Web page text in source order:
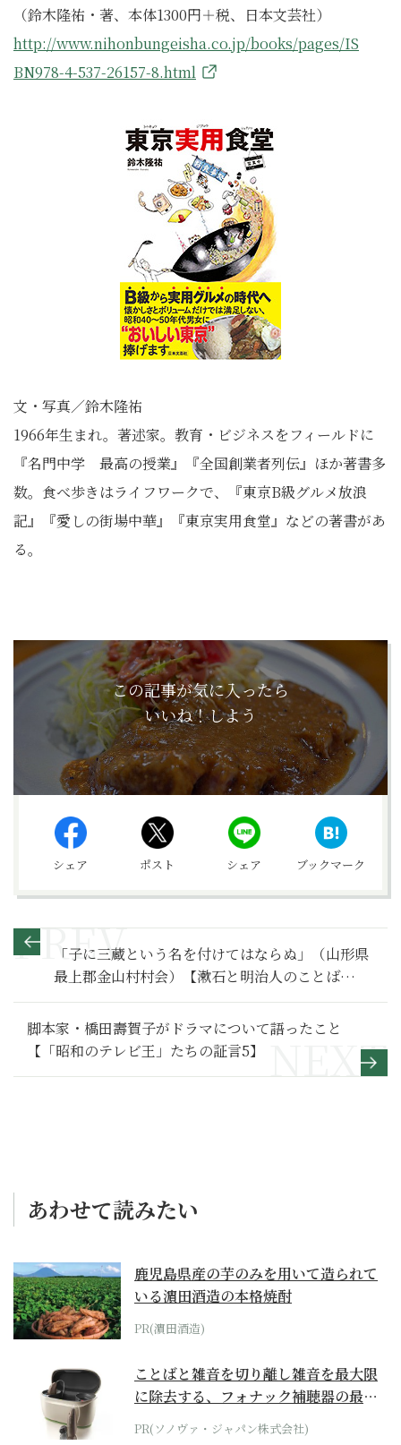
（鈴木隆祐・著、本体1300円＋税、日本文芸社）
http://www.nihonbungeisha.co.jp/books/pages/IS
BN978-4-537-26157-8.html
文・写真／鈴木隆祐
1966年生まれ。著述家。教育・ビジネスをフィールドに
『名門中学 最高の授業』『全国創業者列伝』ほか著書多
数。食べ歩きはライフワークで、『東京B級グルメ放浪
記』『愛しの街場中華』『東京実用食堂』などの著書があ
る。
この記事が気に入ったら
いいね！しよう
シェア ポスト シェア ブックマーク
「子に三蔵という名を付けてはならぬ」（山形県
最上郡金山村村会）【漱石と明治人のことば
149】
脚本家・橋田壽賀子がドラマについて語ったこと
【「昭和のテレビ王」たちの証言5】
あわせて読みたい
鹿児島県産の芋のみを用いて造られて
いる濵田酒造の本格焼酎
PR(濵田酒造)
ことばと雑音を切り離し雑音を最大限
に除去する、フォナック補聴器の最上
位モデル
PR(ソノヴァ・ジャパン株式会社)